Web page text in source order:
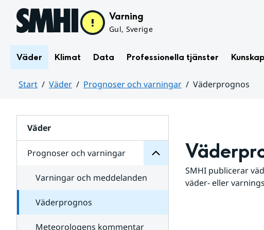
Hoppa till sidans innehåll Varning
Gul, Sverige
Väder Klimat Data Professionella tjänster
Start Väder Prognoser och varningar
Väderprognos
Väder
Prognoser och varningar
för
varningar
Varningar och meddelanden
Väderprognos
Meteorologens kommentar
SMHI publicerar
väder- eller